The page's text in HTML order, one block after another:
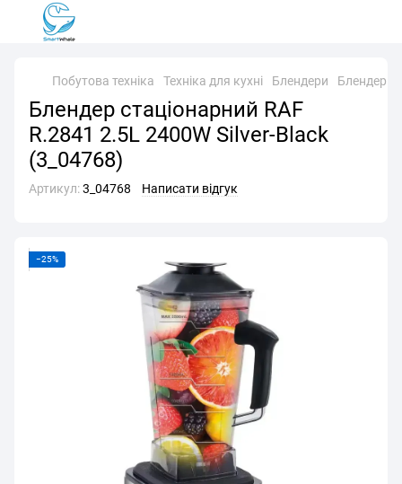
Побутова техніка Техніка для кухні Блендери Блендери
Блендер стаціонарний RAF
R.2841 2.5L 2400W Silver-Black
(3_04768)
Артикул:3_04768 Написати відгук
−25%